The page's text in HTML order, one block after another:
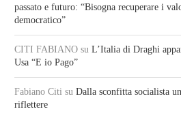
passato e futuro: “Bisogna recuperare i
democratico”
CITI FABIANO su L’Italia di Draghi
Usa “E io Pago”
Fabiano Citi su Dalla sconfitta socialista
riflettere